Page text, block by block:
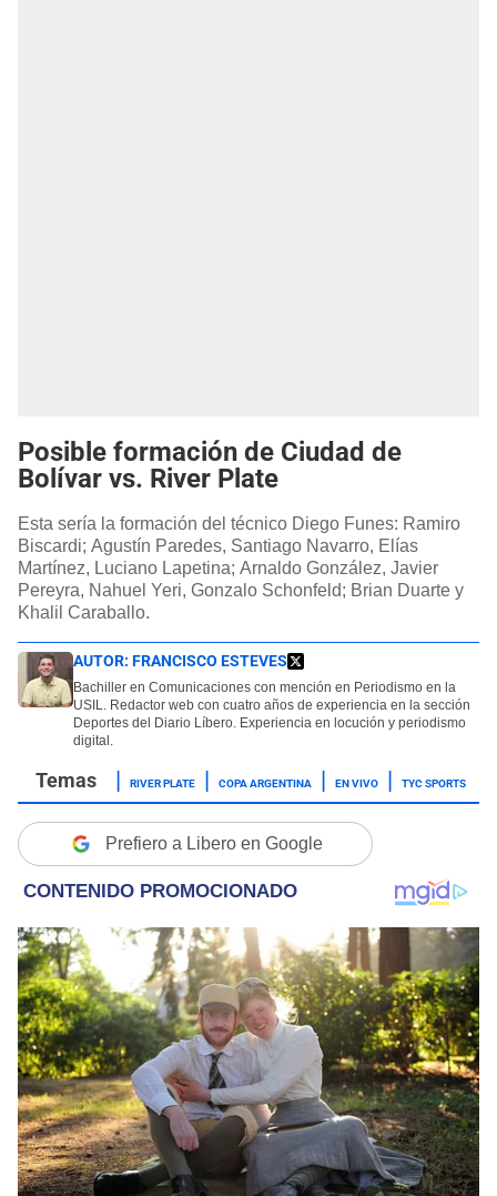
Posible formación de Ciudad de
Bolívar vs. River Plate
Esta sería la formación del técnico Diego Funes: Ramiro
Biscardi; Agustín Paredes, Santiago Navarro, Elías
Martínez, Luciano Lapetina; Arnaldo González, Javier
Pereyra, Nahuel Yeri, Gonzalo Schonfeld; Brian Duarte y
Khalil Caraballo.
AUTOR: FRANCISCO ESTEVES
Bachiller en Comunicaciones con mención en Periodismo en la
USIL. Redactor web con cuatro años de experiencia en la sección
Deportes del Diario Líbero. Experiencia en locución y periodismo
digital.
RIVER PLATE COPA ARGENTINA EN VIVO TYC SPORTS
Prefiero a Libero en Google